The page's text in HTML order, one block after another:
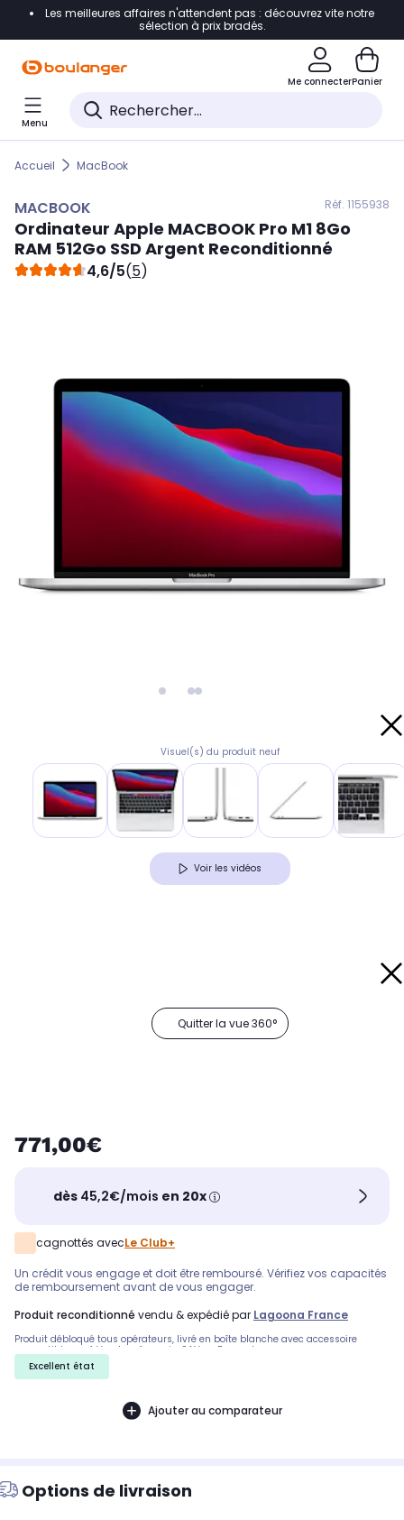
Accéder directement à la navigation
Accéder directement au pied de page
Accéder directement au chatbot
Les meilleures affaires n'attendent pas : découvrez vite notre
sélection à prix bradés.
Me connecterPanier
Menu
Accueil MacBook
MACBOOK Réf. 1155938
Ordinateur Apple MACBOOK Pro M1 8Go
RAM 512Go SSD Argent Reconditionné
4,6/5(5)
Visuel(s) du produit neuf
Voir les vidéos
Quitter la vue 360°
771,00€
dès 45,2€/mois en 20x
cagnottés avecLe Club+
Un crédit vous engage et doit être remboursé. Vérifiez vos capacités
de remboursement avant de vous engager.
produit reconditionné vendu & expédié par Lagoona France
Produit débloqué tous opérateurs, livré en boîte blanche avec accessoire
compatible neuf. Vendeur français, SAV en France !
Excellent état
Ajouter au comparateur
Options de livraison